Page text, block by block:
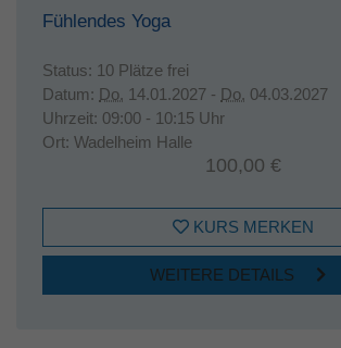
Fühlendes Yoga
Status: 10 Plätze frei
Datum: Do. 14.01.2027 - Do. 04.03.2027
Uhrzeit: 09:00 - 10:15 Uhr
Ort: Wadelheim Halle
100,00 €
KURS MERKEN
WEITERE DETAILS